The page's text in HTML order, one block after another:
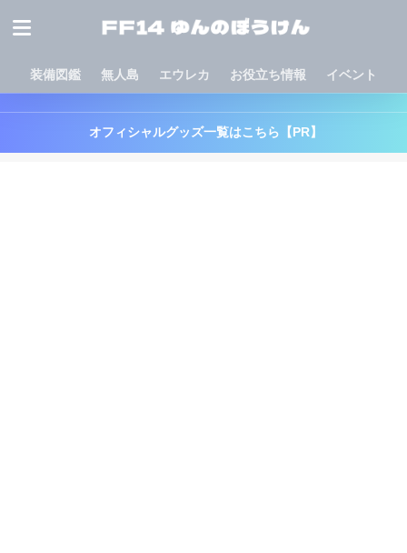
装備図鑑 無人島 エウレカ お役立ち情報 イベント
オフィシャルグッズ一覧はこちら【PR】